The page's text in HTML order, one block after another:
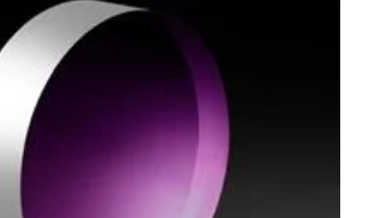
光學
形
器
共軛物鏡
產線
頭配件Vision
| 表面
學元件
設備
倉實驗室
照明
新認證實